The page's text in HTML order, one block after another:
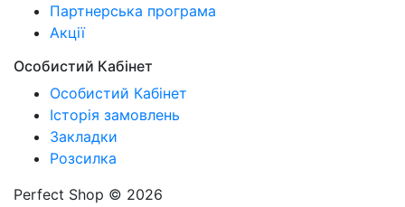
Партнерська програма
Акції
Особистий Кабінет
Особистий Кабінет
Історія замовлень
Закладки
Розсилка
Perfect Shop © 2026